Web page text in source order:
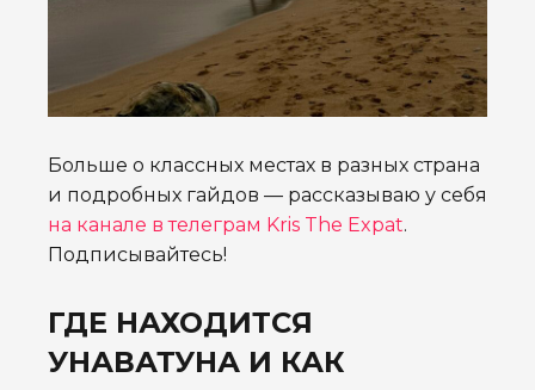
Больше о классных местах в разных страна
и подробных гайдов — рассказываю у себя
на канале в телеграм Kris The Expat.
Подписывайтесь!
ГДЕ НАХОДИТСЯ
УНАВАТУНА И КАК